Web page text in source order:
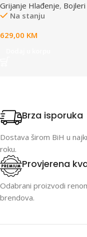
Grijanje Hlađenje, Bojleri
Na stanju
629,00 KM
Brza isporuka
Dostava širom BiH u
roku.
Provjerena
Odabrani proizvodi
brendova.